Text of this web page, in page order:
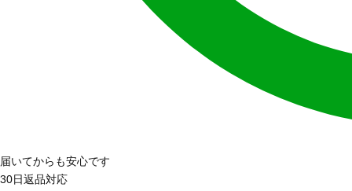
届いてからも安心です
30日返品対応